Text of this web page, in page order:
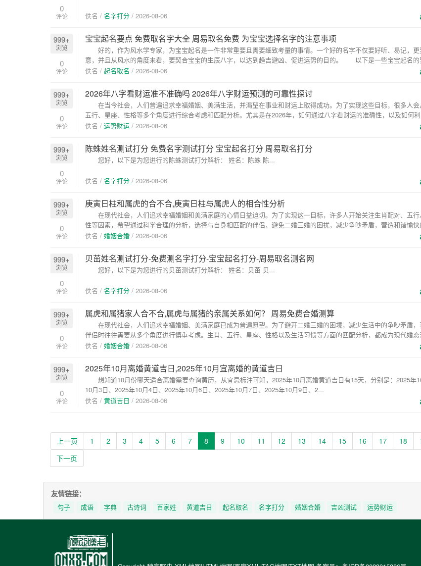
0
评论 佚名 / 名字打分 / 2026-08-06
999+
浏览
0
评论
宝宝起名要点 免费取名字大全 周易取名免费 为宝宝选择名字的注意事项
好的，作为风水学专家，为宝宝起名是一件非常重要且需要细致考量的事情。一个好的名字不仅要好听、易记，更
意，并且从风水的角度来看，要契合宝宝的生辰八字，以达到趋吉避凶、促进运势的目的。 以下是一些宝宝起名的
传...
佚名 / 起名取名 / 2026-08-06
999+
浏览
0
评论
2026年八字看财运准不准确吗 2026年八字财运预测的可靠性探讨
在当今社会，人们普遍追求幸福婚姻、美满生活，并渴望在事业和财运上取得成功。为了实现这些目标，很多人会
五行、星座、性格等多个角度进行综合考虑和匹配分析。尤其是在2026年，如何通过八字看财运的准确性，以及如何利
五...
佚名 / 运势财运 / 2026-08-06
999+
浏览
0
评论
陈蛛姓名测试打分 免费名字测试打分 宝宝起名打分 周易取名打分
您好，以下是为您进行的陈蛛测试打分解析： 姓名：陈蛛 陈...
佚名 / 名字打分 / 2026-08-06
999+
浏览
0
评论
庚寅日柱和属虎的合不合,庚寅日柱与属虎人的相合性分析
在现代社会，人们追求幸福婚姻和美满家庭的心情日益迫切。为了实现这一目标，许多人开始关注生肖配对、五
性等因素，希望通过科学合理的分析，选择与自身相匹配的伴侣，避免二婚三婚的困扰，减少争吵矛盾，营造和谐愉
文将...
佚名 / 婚姻合婚 / 2026-08-06
999+
浏览
0
评论
贝茁姓名测试打分-免费测名字打分-宝宝起名打分-周易取名测名网
您好，以下是为您进行的贝茁测试打分解析： 姓名：贝茁 贝...
佚名 / 名字打分 / 2026-08-06
999+
浏览
0
评论
属虎和属猪家人合不合,属虎与属猪的亲属关系如何？ 周易免费合婚测算
在现代社会，人们追求幸福婚姻、美满家庭已成为普遍愿望。为了避开二婚三婚的困境，减少生活中的争吵矛盾
伴侣时往往需要从多个角度进行慎重考虑。生肖、五行、星座、性格以及生活习惯等方面的匹配分析，都成为现代婚
的一...
佚名 / 婚姻合婚 / 2026-08-06
999+
浏览
0
评论
2025年10月离婚黄道吉日,2025年10月宜离婚的黄道吉日
想知道10月份哪天适合离婚需要查询黄历，从宜忌标注可知，2025年10月离婚黄道吉日有15天，分别是：2025年
10月3日、2025年10月4日、2025年10月6日、2025年10月7日、2025年10月9日、2...
佚名 / 黄道吉日 / 2026-08-06
上一页 1 2 3 4 5 6 7 8 9 10 11 12 13 14 15 16 17 18
下一页
友情链接：
句子 成语 字典 古诗词 百家姓 黄道吉日 起名取名 名字打分 婚姻合婚 吉凶测试 运势财运